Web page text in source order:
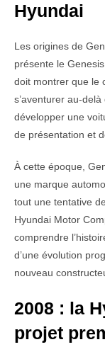
Hyundai
Les origines de
présente le
doit montrer que le
s’aventurer au-
développer une
de présentation et
À cette époque,
une marque
tout une tentative
Hyundai Motor
comprendre
d’une évolution
nouveau
2008 : la
projet